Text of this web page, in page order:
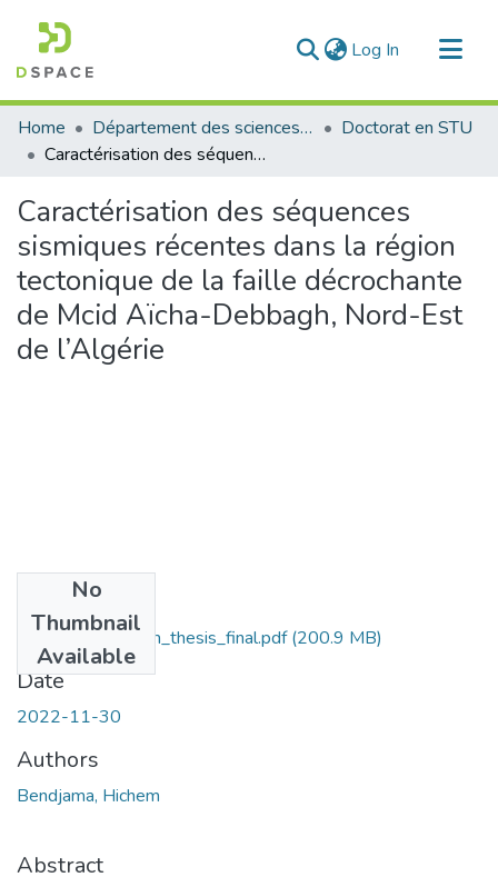
Log In (current)
Communities & Collections
All of DSpace
Home Département des sciences de la terre et de l'univers
Doctorat en STU
Caractérisation des séquences sismiques récentes dans la région tectonique de la faille décrochante de Mcid Aïcha-Debbagh, Nord-Est de l’Algérie
Caractérisation des séquences
sismiques récentes dans la région
tectonique de la faille décrochante
de Mcid Aïcha-Debbagh, Nord-Est
de l’Algérie
No
Thumbnail
Available
Bendjama_Hichem_thesis_final.pdf(200.9 MB)
Date
2022-11-30
Authors
Bendjama, Hichem
Abstract